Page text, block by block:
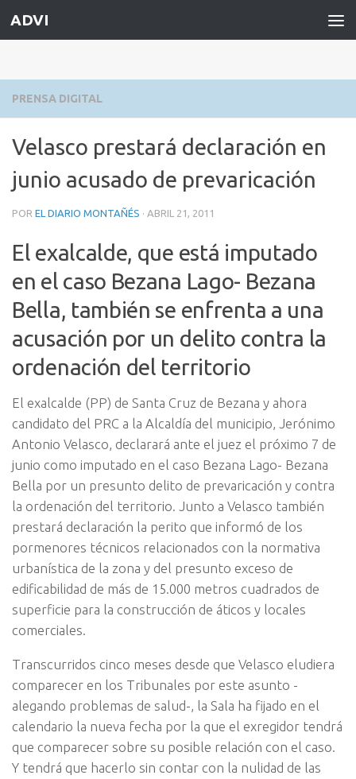
Saltar al contenido
ADVI
PRENSA DIGITAL
Velasco prestará declaración en
junio acusado de prevaricación
POR EL DIARIO MONTAÑÉS · ABRIL 21, 2011
El exalcalde, que está imputado
en el caso Bezana Lago- Bezana
Bella, también se enfrenta a una
acusación por un delito contra la
ordenación del territorio
El exalcalde (PP) de Santa Cruz de Bezana y ahora
candidato del PRC a la Alcaldía del municipio, Jerónimo
Antonio Velasco, declarará ante el juez el próximo 7 de
junio como imputado en el caso Bezana Lago- Bezana
Bella por un presunto delito de prevaricación y contra
la ordenación del territorio. Junto a Velasco también
prestará declaración la perito que informó de los
pormenores técnicos relacionados con la normativa
urbanística de la zona y del presunto exceso de
edificabilidad de más de 15.000 metros cuadrados de
superficie para la construcción de áticos y locales
comerciales.
Transcurridos cinco meses desde que Velasco eludiera
comparecer en los Tribunales por este asunto -
alegando problemas de salud-, la Sala ha fijado en el
calendario la nueva fecha por la que el exregidor tendrá
que comparecer sobre su posible relación con el caso.
Y tendrá que hacerlo sin contar con la nulidad de las